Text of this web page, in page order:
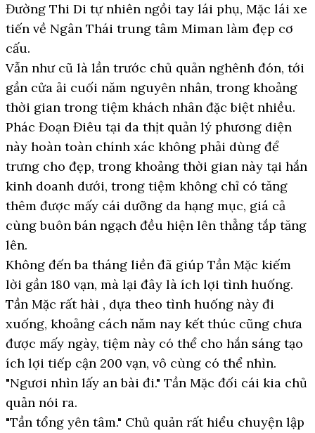
Đường Thi Di tự nhiên ngồi tay lái phụ, Mặc lái xe
tiến về Ngân Thái trung tâm Miman làm đẹp cơ
cấu.
Vẫn như cũ là lần trước chủ quản nghênh đón, tới
gần cửa ải cuối năm nguyên nhân, trong khoảng
thời gian trong tiệm khách nhân đặc biệt nhiều.
Phác Đoạn Điêu tại da thịt quản lý phương diện
này hoàn toàn chính xác không phải dùng để
trưng cho đẹp, trong khoảng thời gian này tại hắn
kinh doanh dưới, trong tiệm không chỉ có tăng
thêm được mấy cái dưỡng da hạng mục, giá cả
cùng buôn bán ngạch đều hiện lên thẳng tắp tăng
lên.
Không đến ba tháng liền đã giúp Tần Mặc kiếm
lời gần 180 vạn, mà lại đây là ích lợi tình huống.
Tần Mặc rất hài , dựa theo tình huống này đi
xuống, khoảng cách năm nay kết thúc cũng chưa
được mấy ngày, tiệm này có thể cho hắn sáng tạo
ích lợi tiếp cận 200 vạn, vô cùng có thể nhìn.
"Ngươi nhìn lấy an bài đi." Tần Mặc đối cái kia chủ
quản nói ra.
"Tần tổng yên tâm." Chủ quản rất hiểu chuyện lập